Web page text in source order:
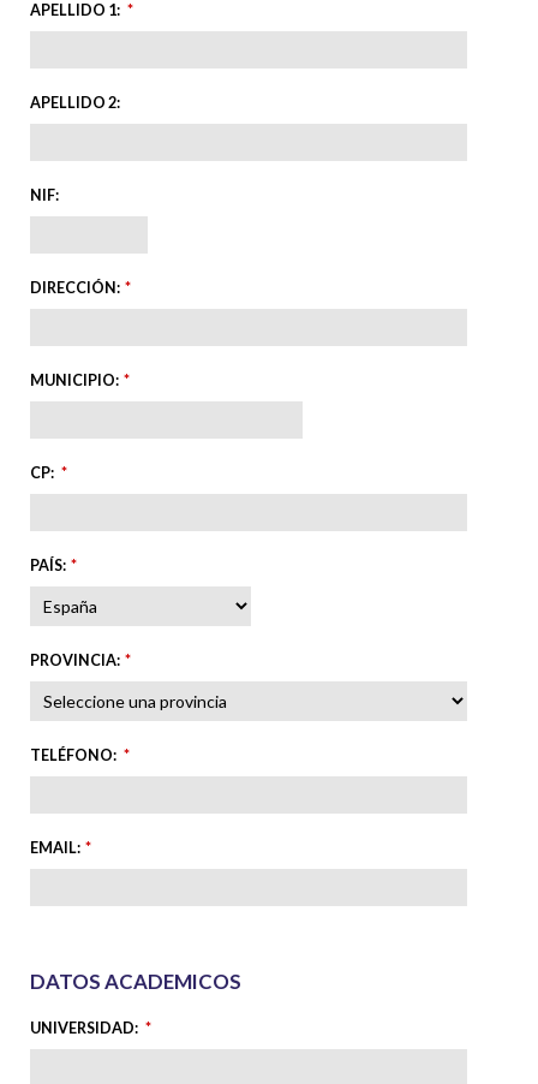
APELLIDO 1: *
APELLIDO 2:
NIF:
DIRECCIÓN: *
MUNICIPIO: *
CP: *
PAÍS: *
PROVINCIA: *
TELÉFONO: *
EMAIL: *
DATOS ACADEMICOS
UNIVERSIDAD: *